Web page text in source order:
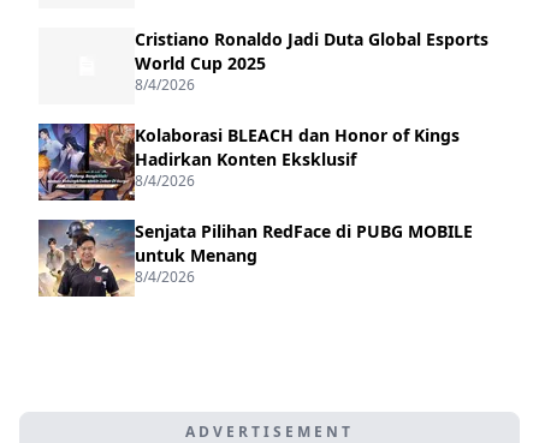
Cristiano Ronaldo Jadi Duta Global Esports
World Cup 2025
8/4/2026
Kolaborasi BLEACH dan Honor of Kings
Hadirkan Konten Eksklusif
8/4/2026
Senjata Pilihan RedFace di PUBG MOBILE
untuk Menang
8/4/2026
ADVERTISEMENT